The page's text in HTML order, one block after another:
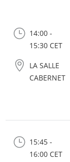
} 14:00 -
15:30 CET

LA SALLE
CABERNET
} 15:45 -
16:00 CET